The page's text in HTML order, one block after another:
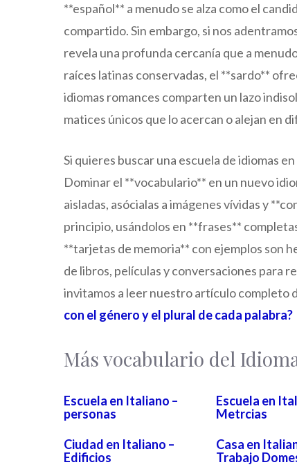
**español** a menudo se alza como el
compartido. Sin embargo, si nos
revela una profunda cercanía que a
raíces latinas conservadas, el **sardo**
idiomas romances comparten un lazo
matices únicos que lo acercan o alejan en
Si quieres buscar una escuela de idiomas
Dominar el **vocabulario** en un nuevo
aisladas, asócialas a imágenes vívidas y
principio, usándolos en **frases**
**tarjetas de memoria** con ejemplos son
de libros, películas y conversaciones para
invitamos a leer nuestro artículo completo
con el género y el plural de cada palabra?
Más vocabulario del
Escuela en Italiano –
personas
Escuela en
Metrcias
Ciudad en Italiano –
Edificios
Casa en
Trabajo